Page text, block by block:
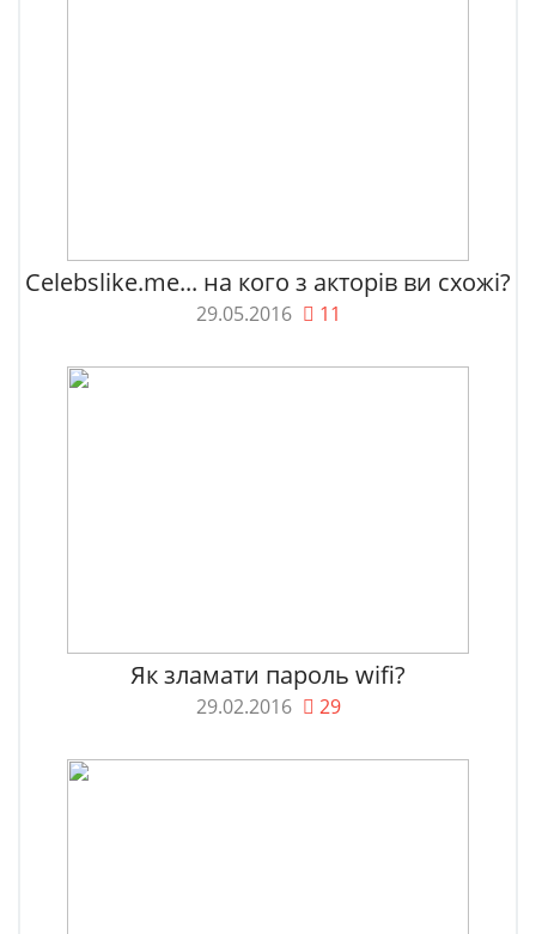
Celebslike.me... на кого з акторів ви схожі?
29.05.2016 11
Як зламати пароль wifi?
29.02.2016 29